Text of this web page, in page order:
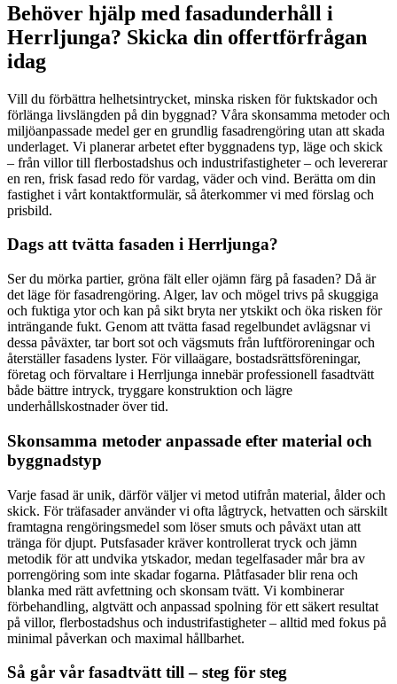
Behöver hjälp med fasadunderhåll i
Herrljunga? Skicka din offertförfrågan
idag
Vill du förbättra helhetsintrycket, minska risken för fuktskador och
förlänga livslängden på din byggnad? Våra skonsamma metoder och
miljöanpassade medel ger en grundlig fasadrengöring utan att skada
underlaget. Vi planerar arbetet efter byggnadens typ, läge och skick
– från villor till flerbostadshus och industrifastigheter – och levererar
en ren, frisk fasad redo för vardag, väder och vind. Berätta om din
fastighet i vårt kontaktformulär, så återkommer vi med förslag och
prisbild.
Dags att tvätta fasaden i Herrljunga?
Ser du mörka partier, gröna fält eller ojämn färg på fasaden? Då är
det läge för fasadrengöring. Alger, lav och mögel trivs på skuggiga
och fuktiga ytor och kan på sikt bryta ner ytskikt och öka risken för
inträngande fukt. Genom att tvätta fasad regelbundet avlägsnar vi
dessa påväxter, tar bort sot och vägsmuts från luftföroreningar och
återställer fasadens lyster. För villaägare, bostadsrättsföreningar,
företag och förvaltare i Herrljunga innebär professionell fasadtvätt
både bättre intryck, tryggare konstruktion och lägre
underhållskostnader över tid.
Skonsamma metoder anpassade efter material och
byggnadstyp
Varje fasad är unik, därför väljer vi metod utifrån material, ålder och
skick. För träfasader använder vi ofta lågtryck, hetvatten och särskilt
framtagna rengöringsmedel som löser smuts och påväxt utan att
tränga för djupt. Putsfasader kräver kontrollerat tryck och jämn
metodik för att undvika ytskador, medan tegelfasader mår bra av
porrengöring som inte skadar fogarna. Plåtfasader blir rena och
blanka med rätt avfettning och skonsam tvätt. Vi kombinerar
förbehandling, algtvätt och anpassad spolning för ett säkert resultat
på villor, flerbostadshus och industrifastigheter – alltid med fokus på
minimal påverkan och maximal hållbarhet.
Så går vår fasadtvätt till – steg för steg